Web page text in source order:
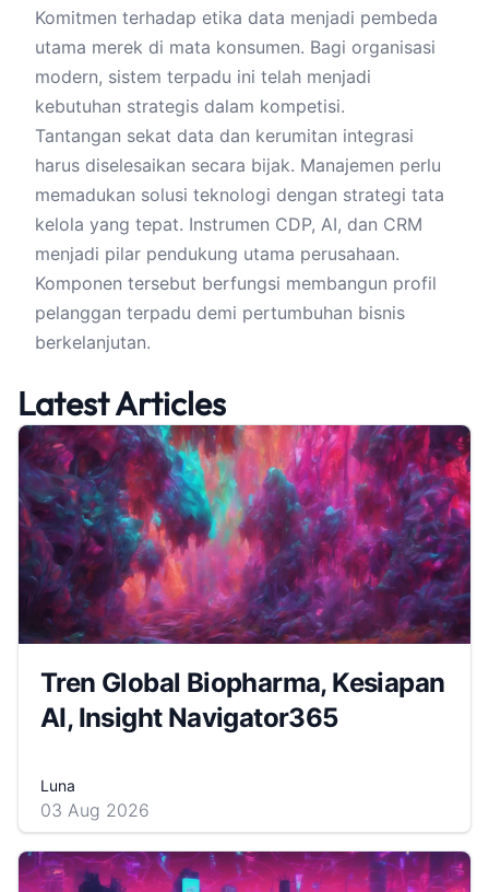
Komitmen terhadap etika data menjadi pembeda
utama merek di mata konsumen. Bagi organisasi
modern, sistem terpadu ini telah menjadi
kebutuhan strategis dalam kompetisi.
Tantangan sekat data dan kerumitan integrasi
harus diselesaikan secara bijak. Manajemen perlu
memadukan solusi teknologi dengan strategi tata
kelola yang tepat. Instrumen CDP, AI, dan CRM
menjadi pilar pendukung utama perusahaan.
Komponen tersebut berfungsi membangun profil
pelanggan terpadu demi pertumbuhan bisnis
berkelanjutan.
Latest Articles
Tren Global Biopharma, Kesiapan
AI, Insight Navigator365
Luna
03 Aug 2026